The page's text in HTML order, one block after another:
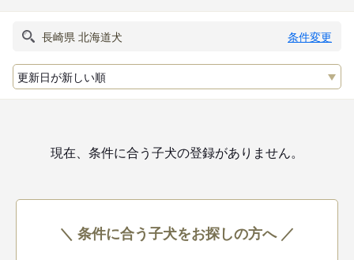
条件変更
現在、条件に合う子犬の登録がありません。
＼ 条件に合う子犬をお探しの方へ ／